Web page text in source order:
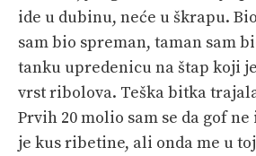
ide u dubinu, neće u škrapu.
sam bio spreman, taman sam
tanku upredenicu na štap koji
vrst ribolova. Teška bitka
Prvih 20 molio sam se da gof
je kus ribetine, ali onda me u